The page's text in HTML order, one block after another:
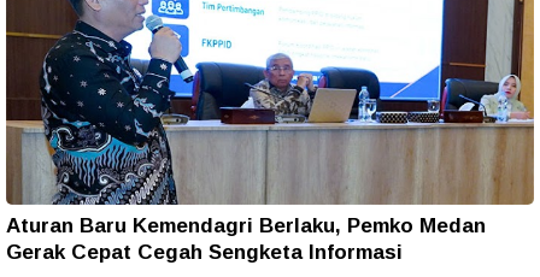
Aturan Baru Kemendagri Berlaku, Pemko Medan
Gerak Cepat Cegah Sengketa Informasi